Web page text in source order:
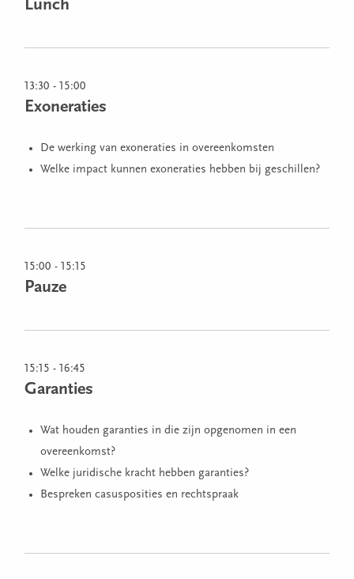
Lunch
13:30 - 15:00
Exoneraties
De werking van exoneraties in overeenkomsten
Welke impact kunnen exoneraties hebben bij geschillen?
15:00 - 15:15
Pauze
15:15 - 16:45
Garanties
Wat houden garanties in die zijn opgenomen in een
overeenkomst?
Welke juridische kracht hebben garanties?
Bespreken casusposities en rechtspraak